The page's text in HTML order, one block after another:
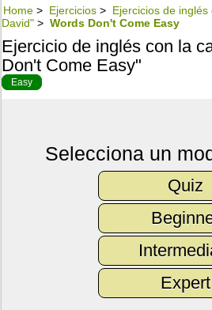
Home > Ejercicios > Ejercicios de inglés
David" > Words Don't Come Easy
Ejercicio de inglés con la
Don't Come Easy"
Easy
Selecciona un
Quiz
Expert